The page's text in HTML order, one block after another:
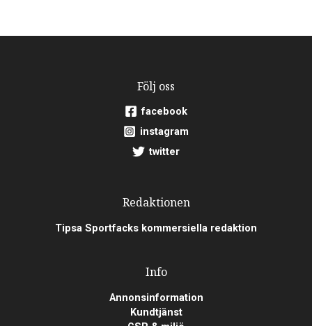
Följ oss
facebook
instagram
twitter
Redaktionen
Tipsa Sportfacks kommersiella redaktion
Info
Annonsinformation
Kundtjänst